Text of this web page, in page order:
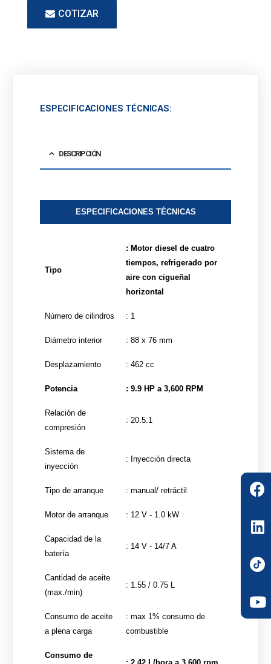
COTIZAR
ESPECIFICACIONES TÉCNICAS:
DESCRIPCIÓN
ESPECIFICACIONES TÉCNICAS
Tipo
: Motor diesel de cuatro
tiempos, refrigerado por
aire con cigueñal
horizontal
Número de cilindros : 1
Diámetro interior : 88 x 76 mm
Desplazamiento : 462 cc
Potencia : 9.9 HP a 3,600 RPM
Relación de
compresión
: 20.5:1
Sistema de
inyección
: Inyección directa
Tipo de arranque : manual/ retráctil
Motor de arranque : 12 V - 1.0 kW
Capacidad de la
batería
: 14 V - 14/7 A
Cantidad de aceite
(max./min)
: 1.55 / 0.75 L
Consumo de aceite
a plena carga
: max 1% consumo de
combustible
Consumo de